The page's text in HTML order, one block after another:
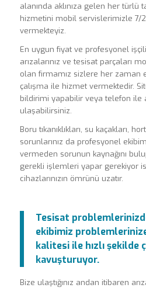
alanında aklınıza gelen her türlü
hizmetini mobil servislerimizle 7/
vermekteyiz.
En uygun fiyat ve profesyonel
arızalarınız ve tesisat parçaları
olan firmamız sizlere her zaman
çalışma ile hizmet vermektedir.
bildirimi yapabilir veya telefon ile
ulaşabilirsiniz.
Boru tıkanıklıkları, su kaçakları,
sorunlarınız da profesyonel
vermeden sorunun kaynağını
gerekli işlemleri yapar gerekiyor
cihazlarınızın ömrünü uzatır.
Tesisat
ekibimiz
kalitesi ile hızlı şekilde
kavuşturuyor.
Bize ulaştığınız andan itibaren